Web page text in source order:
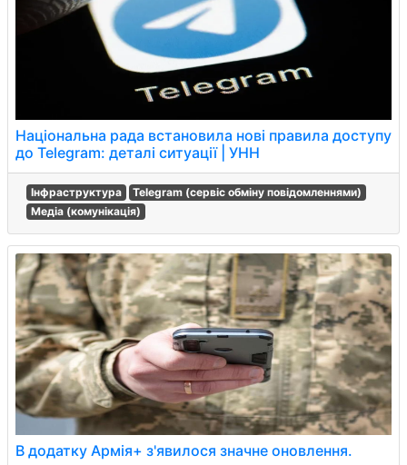
Національна рада встановила нові правила доступу
до Telegram: деталі ситуації | УНН
Інфраструктура
Telegram (сервіс обміну повідомленнями)
Медіа (комунікація)
В додатку Армія+ з'явилося значне оновлення.